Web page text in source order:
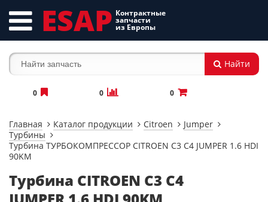
ESAP Контрактные
запчасти
из Европы
Найти
0 0 0
Главная Каталог продукции Citroen
Jumper
Турбины
Турбина ТУРБОКОМПРЕССОР CITROEN C3 C4 JUMPER 1.6 HDI
90KM
Турбина CITROEN C3 C4